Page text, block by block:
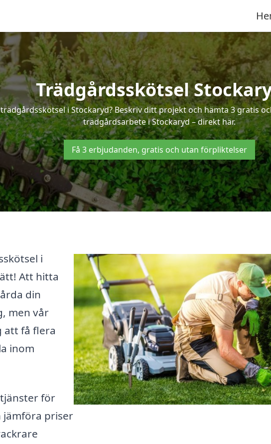
Trädgårdsskötsel
i Stockaryd? Beskriv ditt projekt och hämta 3 gratis
trädgårdsarbete i Stockaryd – direkt här.
Få 3 erbjudanden, gratis och utan förpliktelser
i
Att hitta
din
men vår
att få flera
inom
för
jämföra priser